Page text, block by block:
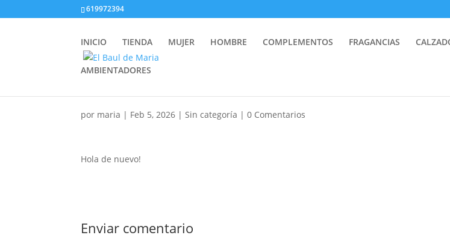
619972394
INICIO TIENDA MUJER HOMBRE COMPLEMENTOS FRAGANCIAS
AMBIENTADORES
por maria | Feb 5, 2026 |Sin categoría |0 Comentarios
Hola de nuevo!
Enviar comentario